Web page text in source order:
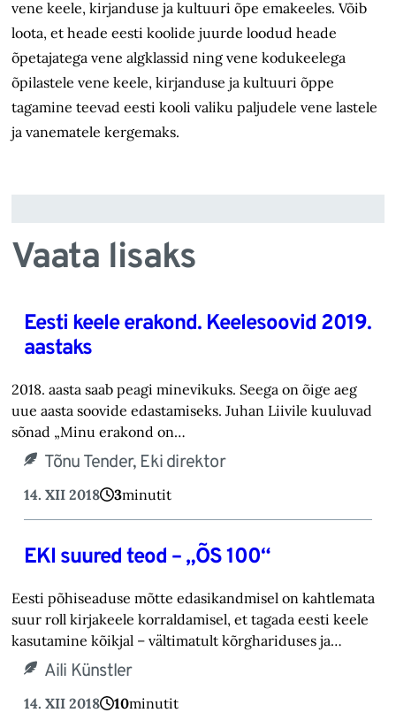
vene keele, kirjanduse ja kultuuri õpe emakeeles. Võib
loota, et heade eesti koolide juurde loodud heade
õpetajatega vene algklassid ning vene kodukeelega
õpilastele vene keele, kirjanduse ja kultuuri õppe
tagamine teevad eesti kooli valiku paljudele vene lastele
ja vanematele kergemaks.
Vaata lisaks
Eesti keele erakond. Keelesoovid 2019.
aastaks
2018. aasta saab peagi minevikuks. Seega on õige aeg
uue aasta soovide edastamiseks. Juhan Liivile kuuluvad
sõnad „Minu erakond on…
Tõnu Tender, Eki direktor
14. XII 2018 3minutit
EKI suured teod – „ÕS 100“
Eesti põhiseaduse mõtte edasikandmisel on kahtlemata
suur roll kirjakeele korraldamisel, et tagada eesti keele
kasutamine kõikjal – vältimatult kõrghariduses ja…
Aili Künstler
14. XII 2018 10minutit